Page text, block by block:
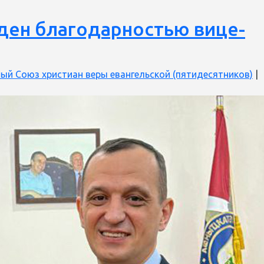
благодарностью вице-
Союз христиан веры евангельской (пятидесятников)